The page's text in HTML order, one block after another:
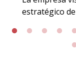
ROLLO
estratégico